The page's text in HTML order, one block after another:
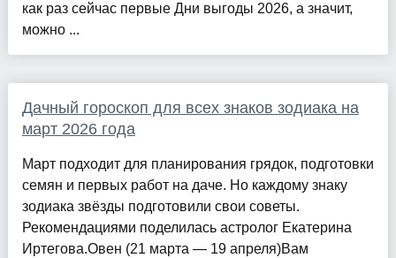
как раз сейчас первые Дни выгоды 2026, а значит,
можно ...
Дачный гороскоп для всех знаков зодиака на
март 2026 года
Март подходит для планирования грядок, подготовки
семян и первых работ на даче. Но каждому знаку
зодиака звёзды подготовили свои советы.
Рекомендациями поделилась астролог Екатерина
Иртегова.Овен (21 марта — 19 апреля)Вам